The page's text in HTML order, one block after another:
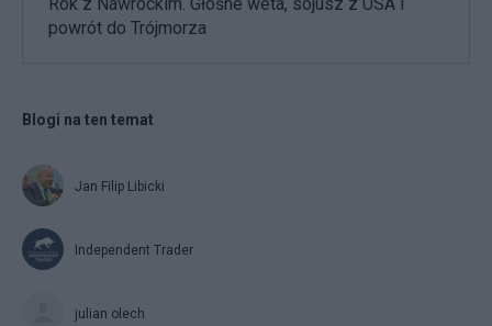
powrót do Trójmorza
Blogi na ten temat
Jan Filip Libicki
Independent Trader
julian olech